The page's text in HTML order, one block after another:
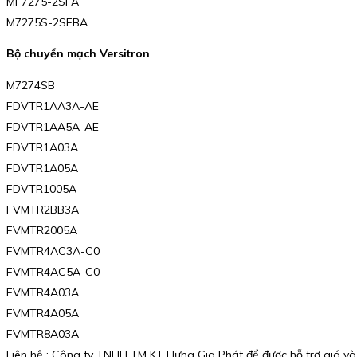
M7275S-2SFBA
Bộ chuyển mạch Versitron
M7274SB
FDVTR1AA3A-AE
FDVTR1AA5A-AE
FDVTR1A03A
FDVTR1A05A
FDVTR1005A
FVMTR2BB3A
FVMTR2005A
FVMTR4AC3A-C0
FVMTR4AC5A-C0
FVMTR4A03A
FVMTR4A05A
FVMTR8A03A